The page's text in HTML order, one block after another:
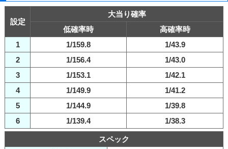
設定
大当り確率
低確率時
高確率時
1
1/159.8
1/43.9
2
1/156.4
1/43.0
3
1/153.1
1/42.1
4
1/149.9
1/41.2
5
1/144.9
1/39.8
6
1/139.4 1/38.3
スペック